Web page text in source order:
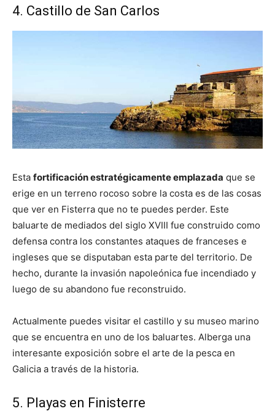
4. Castillo de San Carlos
Esta fortificación estratégicamente emplazada que se
erige en un terreno rocoso sobre la costa es de las cosas
que ver en Fisterra que no te puedes perder. Este
baluarte de mediados del siglo XVIII fue construido como
defensa contra los constantes ataques de franceses e
ingleses que se disputaban esta parte del territorio. De
hecho, durante la invasión napoleónica fue incendiado y
luego de su abandono fue reconstruido.
Actualmente puedes visitar el castillo y su museo marino
que se encuentra en uno de los baluartes. Alberga una
interesante exposición sobre el arte de la pesca en
Galicia a través de la historia.
5. Playas en Finisterre